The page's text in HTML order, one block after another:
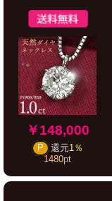
￥148,000
P 還元1％
1480pt